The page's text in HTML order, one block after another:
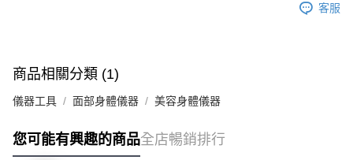
(澳門門市) 只顯示可選門市。確認發貨後2-5個工作天到店，3天內
澳門地區配送 - 確認發貨後1-4個工作天送達
客服
商品相關分類 (1)
儀器工具 面部身體儀器 美容身體儀器
您可能有興趣的商品全店暢銷排行